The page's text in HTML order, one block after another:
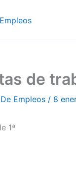
de
Empleos / 8
1ª